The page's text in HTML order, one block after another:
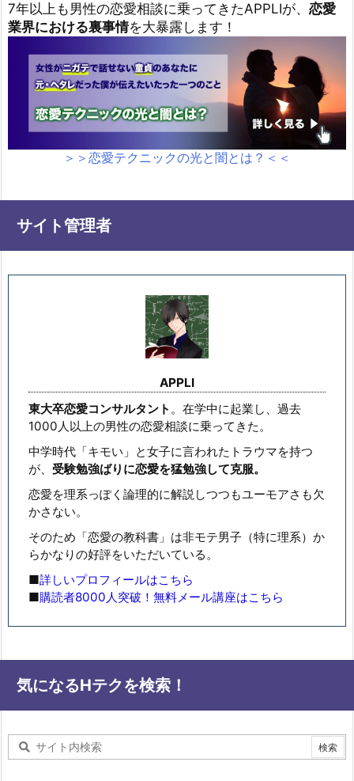
7年以上も男性の恋愛相談に乗ってきたAPPLIが、 恋愛
業界における裏事情を大暴露します！
＞＞恋愛テクニックの光と闇とは？＜＜
サイト管理者
APPLI
東大卒恋愛コンサルタント 。在学中に起業し、過去
1000人以上の男性の恋愛相談に乗ってきた。
中学時代「キモい」と女子に言われたトラウマを持つ
が、 受験勉強ばりに恋愛を猛勉強して克服。
恋愛を理系っぽく論理的に解説しつつもユーモアさも欠
かさない。
そのため「恋愛の教科書」は非モテ男子（特に理系）か
らかなりの好評をいただいている。
■詳しいプロフィールはこちら
■購読者8000人突破！無料メール講座はこちら
気になるHテクを検索！